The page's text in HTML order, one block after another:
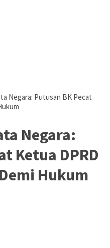
Negara: Putusan BK Pecat
Negara:
Ketua DPRD
Hukum